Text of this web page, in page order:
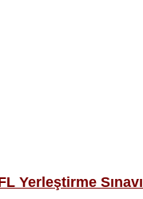
Yerleştirme Sınavı